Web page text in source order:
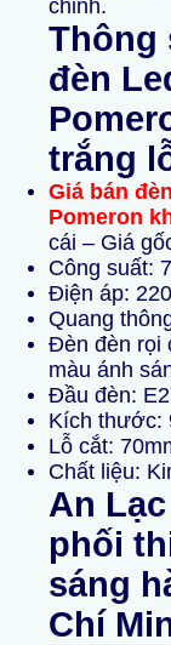
chỉnh.
Thông
đèn
trắng
Giá bán
Pomeron
cái – Giá
Công suất:
Điện áp:
Quang
Đèn đèn rọi
màu ánh
Đầu đèn:
Kích thước:
Lỗ cắt:
Chất liệu:
An
phối
sáng
Chí